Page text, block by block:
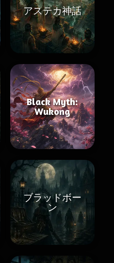
アステカ神話
Black Myth:
Wukong
ブラッドボー
ン